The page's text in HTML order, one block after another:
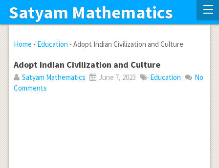
Satyam Mathematics
Home - Education - Adopt Indian Civilization and Culture
Adopt Indian Civilization and Culture
Satyam Mathematics June 7, 2023 Education
No
Comments